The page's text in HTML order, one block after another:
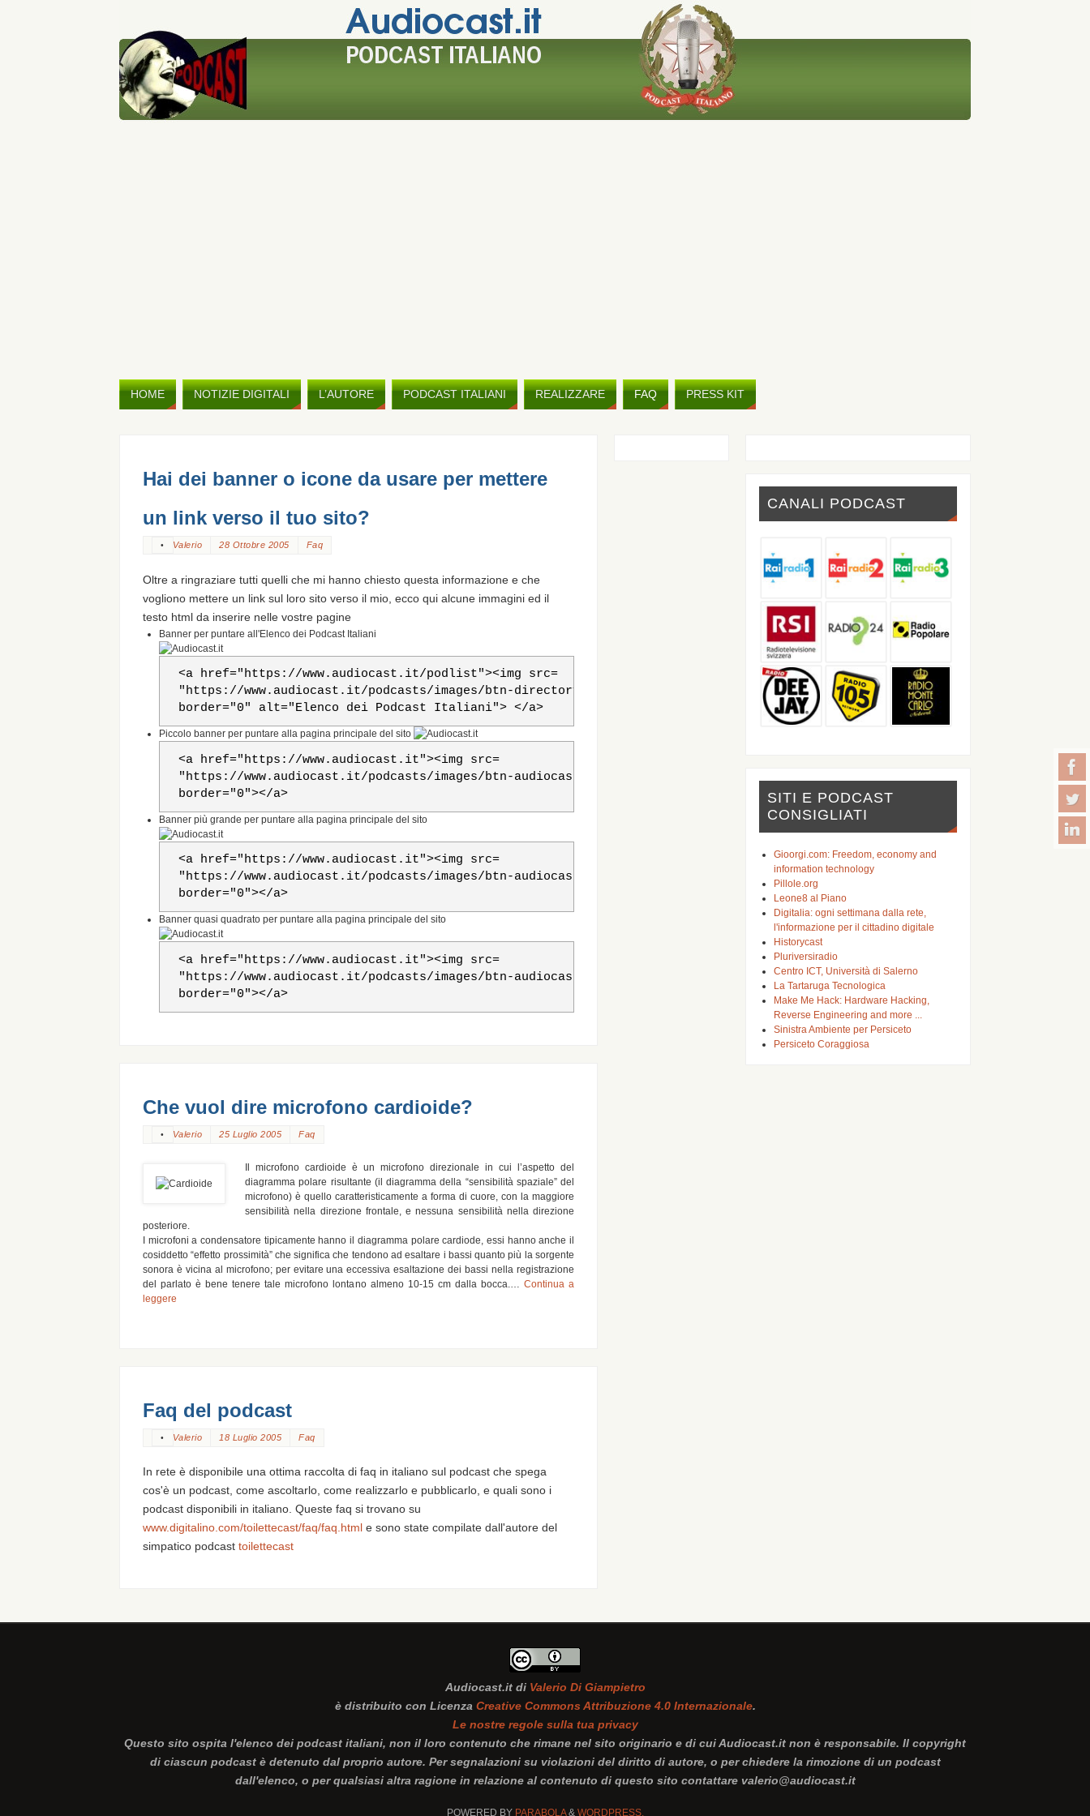
HOME NOTIZIE DIGITALI L’AUTORE PODCAST ITALIANI REALIZZARE FAQ PRESS KIT
Hai dei banner o icone da usare per mettere
un link verso il tuo sito?
Valerio
• 28 Ottobre 2005 Faq
Oltre a ringraziare tutti quelli che mi hanno chiesto questa informazione e che
vogliono mettere un link sul loro sito verso il mio, ecco qui alcune immagini ed il
testo html da inserire nelle vostre pagine
Banner per puntare all'Elenco dei Podcast Italiani
<a href="https://www.audiocast.it/podlist"><img src=
"https://www.audiocast.it/podcasts/images/btn-directory0.png"
border="0" alt="Elenco dei Podcast Italiani"> </a>
Piccolo banner per puntare alla pagina principale del sito
<a href="https://www.audiocast.it"><img src=
"https://www.audiocast.it/podcasts/images/btn-audiocast0.png"
border="0"></a>
Banner più grande per puntare alla pagina principale del sito
<a href="https://www.audiocast.it"><img src=
"https://www.audiocast.it/podcasts/images/btn-audiocast1.png"
border="0"></a>
Banner quasi quadrato per puntare alla pagina principale del sito
<a href="https://www.audiocast.it"><img src=
"https://www.audiocast.it/podcasts/images/btn-audiocast2.png"
border="0"></a>
Che vuol dire microfono cardioide?
Valerio
• 25 Luglio 2005 Faq
Il microfono cardioide è un microfono direzionale in cui l’aspetto del
diagramma polare risultante (il diagramma della “sensibilità spaziale” del
microfono) è quello caratteristicamente a forma di cuore, con la maggiore
sensibilità nella direzione frontale, e nessuna sensibilità nella direzione
posteriore.
I microfoni a condensatore tipicamente hanno il diagramma polare cardiode, essi hanno anche il
cosiddetto “effetto prossimità” che significa che tendono ad esaltare i bassi quanto più la sorgente
sonora è vicina al microfono; per evitare una eccessiva esaltazione dei bassi nella registrazione
del parlato è bene tenere tale microfono lontano almeno 10-15 cm dalla bocca.… Continua a
leggere
Faq del podcast
Valerio
• 18 Luglio 2005 Faq
In rete è disponibile una ottima raccolta di faq in italiano sul podcast che spega
cos'è un podcast, come ascoltarlo, come realizzarlo e pubblicarlo, e quali sono i
podcast disponibili in italiano. Queste faq si trovano su
www.digitalino.com/toilettecast/faq/faq.html e sono state compilate dall'autore del
simpatico podcast toilettecast
CANALI PODCAST
SITI E PODCAST
CONSIGLIATI
Gioorgi.com: Freedom, economy and
information technology
Pillole.org
Leone8 al Piano
Digitalia: ogni settimana dalla rete,
l'informazione per il cittadino digitale
Historycast
Pluriversiradio
Centro ICT, Università di Salerno
La Tartaruga Tecnologica
Make Me Hack: Hardware Hacking,
Reverse Engineering and more ...
Sinistra Ambiente per Persiceto
Persiceto Coraggiosa
Audiocast.itdi Valerio Di Giampietro
è distribuito con Licenza Creative Commons Attribuzione 4.0 Internazionale.
Le nostre regole sulla tua privacy
Questo sito ospita l'elenco dei podcast italiani, non il loro contenuto che rimane nel sito originario e di cui Audiocast.it non è responsabile. Il copyright
di ciascun podcast è detenuto dal proprio autore. Per segnalazioni su violazioni del diritto di autore, o per chiedere la rimozione di un podcast
dall'elenco, o per qualsiasi altra ragione in relazione al contenuto di questo sito contattare valerio@audiocast.it
POWERED BY PARABOLA& WORDPRESS.